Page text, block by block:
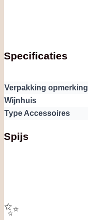
Specificaties
Verpakking opmerking
Wijnhuis
Type Accessoires
Spijs
✨